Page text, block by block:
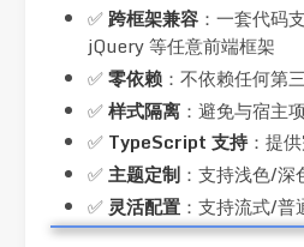
✅跨框架兼容：一套代码
jQuery 等任意前端框架
✅零依赖：不依赖任何第
✅样式隔离：避免与宿主
✅TypeScript 支持：提
✅主题定制：支持浅色/深
✅灵活配置：支持流式/普